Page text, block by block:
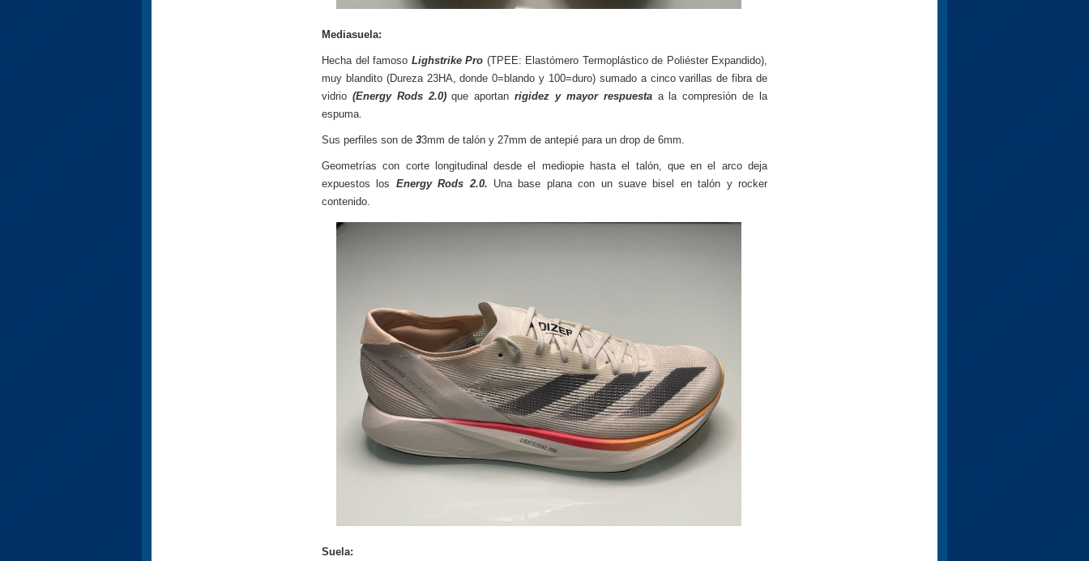
Mediasuela:
Hecha del famoso Lighstrike Pro (TPEE: Elastómero Termoplástico de Poliéster Expandido),
muy blandito (Dureza 23HA, donde 0=blando y 100=duro) sumado a cinco varillas de fibra de
vidrio (Energy Rods 2.0)que aportanrigidez y mayor respuestaa la compresión de la
espuma.
Sus perfiles son de 33mm de talón y 27mm de antepié para un drop de 6mm.
Geometrías con corte longitudinal desde el mediopie hasta el talón, que en el arco deja
expuestos los Energy Rods 2.0. Una base plana con un suave bisel en talón y rocker
contenido.
Suela: